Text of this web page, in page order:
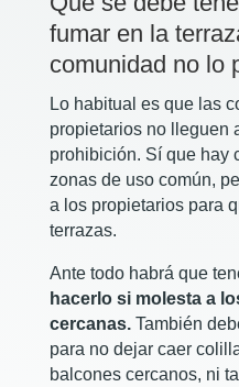
fumar en la
comunidad no lo
Lo habitual es que las
propietarios no lleguen
prohibición. Sí que hay
zonas de uso común,
a los propietarios para
terrazas.
Ante todo habrá que
hacerlo si molesta a
cercanas.También
para no dejar caer
balcones cercanos, ni